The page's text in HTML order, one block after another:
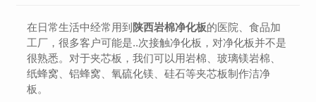
在日常生活中经常用到 陕西岩棉净化板的医院、食品加
工厂，很多客户可能是..次接触净化板，对净化板并不是
很熟悉。对于夹芯板，我们可以用岩棉、玻璃镁岩棉、
纸蜂窝、铝蜂窝、氧硫化镁、硅石等夹芯板制作洁净
板。